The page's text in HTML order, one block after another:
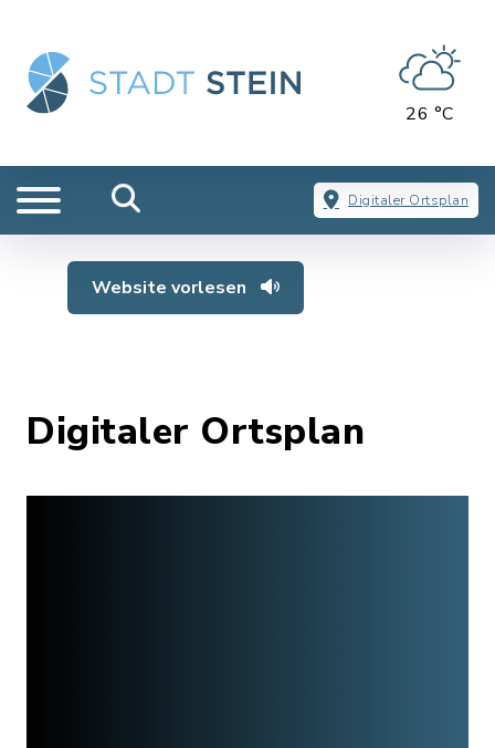
26 °C
Digitaler Ortsplan
Website vorlesen
Digitaler Ortsplan